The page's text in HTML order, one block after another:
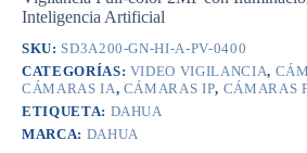
Inteligencia Artificial
SKU: SD3A200-GN-HI-A-PV-0400
CATEGORÍAS: VIDEO VIGILANCIA,
CÁMARAS IA, CÁMARAS IP, CÁMARAS
ETIQUETA: DAHUA
MARCA: DAHUA